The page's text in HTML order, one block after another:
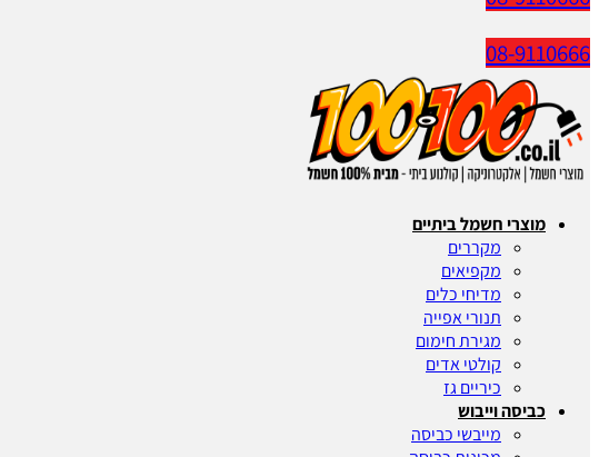
08-9110666
מוצרי חשמל ביתיים
מקררים
מקפיאים
מדיחי כלים
תנורי אפייה
מגירת חימום
קולטי אדים
כיריים גז
כביסה וייבוש
מייבשי כביסה